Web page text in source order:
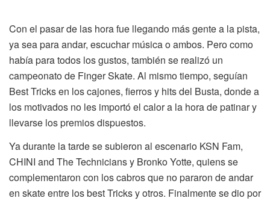
Con el pasar de las hora fue llegando más gente a la pista,
ya sea para andar, escuchar música o ambos. Pero como
había para todos los gustos, también se realizó un
campeonato de Finger Skate. Al mismo tiempo, seguían
Best Tricks en los cajones, fierros y hits del Busta, donde a
los motivados no les importó el calor a la hora de patinar y
llevarse los premios dispuestos.
Ya durante la tarde se subieron al escenario KSN Fam,
CHINI and The Technicians y Bronko Yotte, quiens se
complementaron con los cabros que no pararon de andar
en skate entre los best Tricks y otros. Finalmente se dio por